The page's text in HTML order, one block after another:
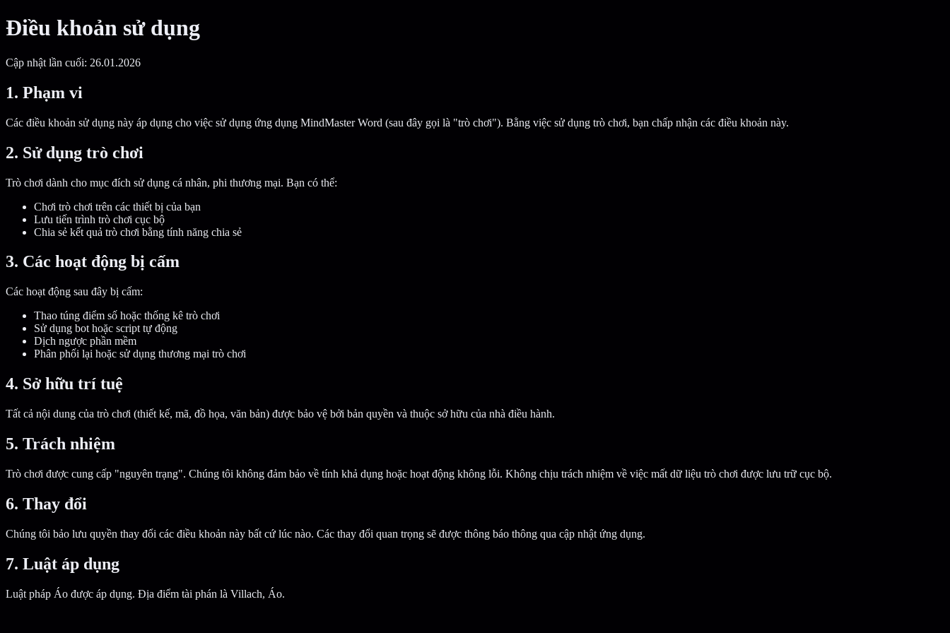
Điều khoản sử dụng
Cập nhật lần cuối: 26.01.2026
1. Phạm vi
Các điều khoản sử dụng này áp dụng cho việc sử dụng ứng dụng MindMaster Word (sau đây gọi là "trò chơi"). Bằng việc sử dụng trò chơi, bạn chấp nhận các điều khoản này.
2. Sử dụng trò chơi
Trò chơi dành cho mục đích sử dụng cá nhân, phi thương mại. Bạn có thể:
Chơi trò chơi trên các thiết bị của bạn
Lưu tiến trình trò chơi cục bộ
Chia sẻ kết quả trò chơi bằng tính năng chia sẻ
3. Các hoạt động bị cấm
Các hoạt động sau đây bị cấm:
Thao túng điểm số hoặc thống kê trò chơi
Sử dụng bot hoặc script tự động
Dịch ngược phần mềm
Phân phối lại hoặc sử dụng thương mại trò chơi
4. Sở hữu trí tuệ
Tất cả nội dung của trò chơi (thiết kế, mã, đồ họa, văn bản) được bảo vệ bởi bản quyền và thuộc sở hữu của nhà điều hành.
5. Trách nhiệm
Trò chơi được cung cấp "nguyên trạng". Chúng tôi không đảm bảo về tính khả dụng hoặc hoạt động không lỗi. Không chịu trách nhiệm về việc mất dữ liệu trò chơi được lưu trữ cục bộ.
6. Thay đổi
Chúng tôi bảo lưu quyền thay đổi các điều khoản này bất cứ lúc nào. Các thay đổi quan trọng sẽ được thông báo thông qua cập nhật ứng dụng.
7. Luật áp dụng
Luật pháp Áo được áp dụng. Địa điểm tài phán là Villach, Áo.